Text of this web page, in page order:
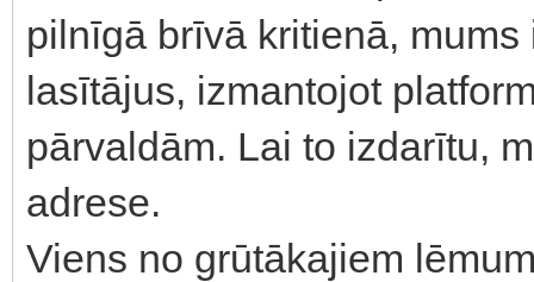
pilnīgā brīvā kritienā,
lasītājus, izmantojot
pārvaldām. Lai to izdarītu,
adrese.
Viens no grūtākajiem